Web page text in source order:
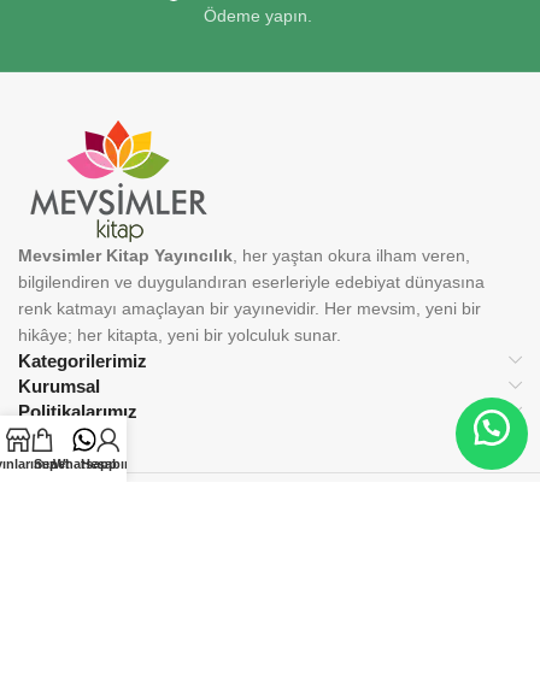
Ödeme yapın.
Kategorilerimiz
Kurumsal
Politikalarımız
Mevsimler Kitap Yayıncılık , her yaştan okura ilham veren,
bilgilendiren ve duygulandıran eserleriyle edebiyat dünyasına
renk katmayı amaçlayan bir yayınevidir. Her mevsim, yeni bir
hikâye; her kitapta, yeni bir yolculuk sunar.
SepetWhatsapp
Hesabım